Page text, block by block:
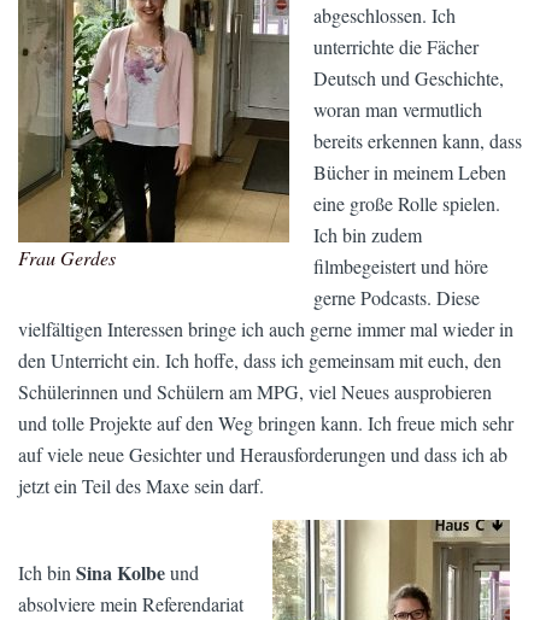
Frau Gerdes
abgeschlossen. Ich
unterrichte die Fächer
Deutsch und Geschichte,
woran man vermutlich
bereits erkennen kann, dass
Bücher in meinem Leben
eine große Rolle spielen.
Ich bin zudem
filmbegeistert und höre
gerne Podcasts. Diese
vielfältigen Interessen bringe ich auch gerne immer mal wieder in
den Unterricht ein. Ich hoffe, dass ich gemeinsam mit euch, den
Schülerinnen und Schülern am MPG, viel Neues ausprobieren
und tolle Projekte auf den Weg bringen kann. Ich freue mich sehr
auf viele neue Gesichter und Herausforderungen und dass ich ab
jetzt ein Teil des Maxe sein darf.
Ich bin Sina Kolbeund
absolviere mein Referendariat